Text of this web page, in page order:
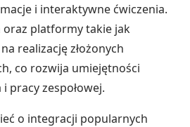
i interaktywne ćwiczenia.
platformy takie jak
realizację złożonych
co rozwija umiejętności
pracy zespołowej.
o integracji popularnych